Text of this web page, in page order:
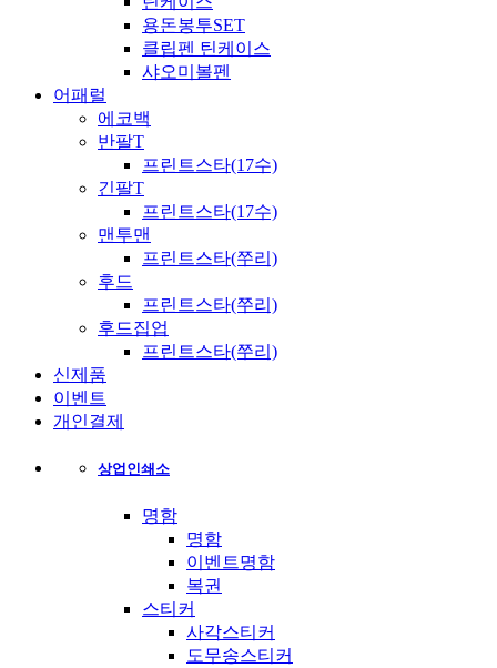
용돈봉투SET
클립펜 틴케이스
샤오미볼펜
어패럴
에코백
반팔T
프린트스타(17수)
긴팔T
프린트스타(17수)
맨투맨
프린트스타(쭈리)
후드
프린트스타(쭈리)
후드집업
프린트스타(쭈리)
신제품
이벤트
개인결제
상업인쇄소
명함
명함
이벤트명함
복권
스티커
사각스티커
도무송스티커